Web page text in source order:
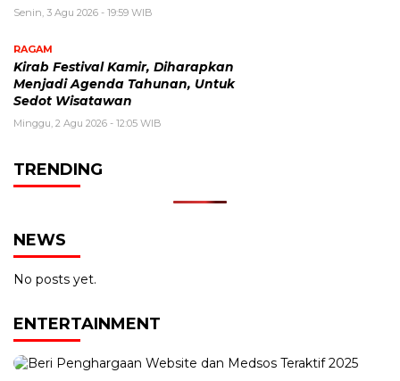
Senin, 3 Agu 2026 - 19:59 WIB
RAGAM
Kirab Festival Kamir, Diharapkan
Menjadi Agenda Tahunan, Untuk
Sedot Wisatawan
Minggu, 2 Agu 2026 - 12:05 WIB
TRENDING
NEWS
No posts yet.
ENTERTAINMENT